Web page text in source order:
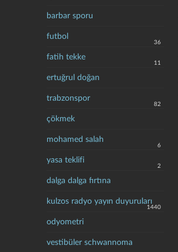
barbar sporu
futbol
36
fatih tekke
11
ertuğrul doğan
trabzonspor
82
çökmek
mohamed salah
6
yasa teklifi
2
dalga dalga fırtına
kulzos radyo yayın duyuruları
1440
odyometri
vestibüler schwannoma